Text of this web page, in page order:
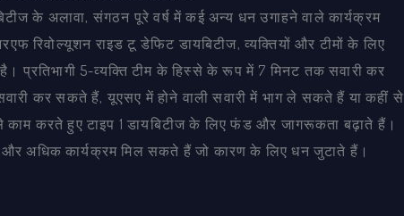
के अलावा, संगठन पूरे वर्ष में कई अन्य धन उगाहने वाले कार्यक्रम
रिवोल्यूशन राइड टू डेफिट डायबिटीज, व्यक्तियों और टीमों के लिए
प्रतिभागी 5-व्यक्ति टीम के हिस्से के रूप में 7 मिनट तक सवारी कर
कर सकते हैं, यूएसए में होने वाली सवारी में भाग ले सकते हैं या कहीं से
करते हुए टाइप 1 डायबिटीज के लिए फंड और जागरूकता बढ़ाते हैं।
और अधिक कार्यक्रम मिल सकते हैं जो कारण के लिए धन जुटाते हैं।